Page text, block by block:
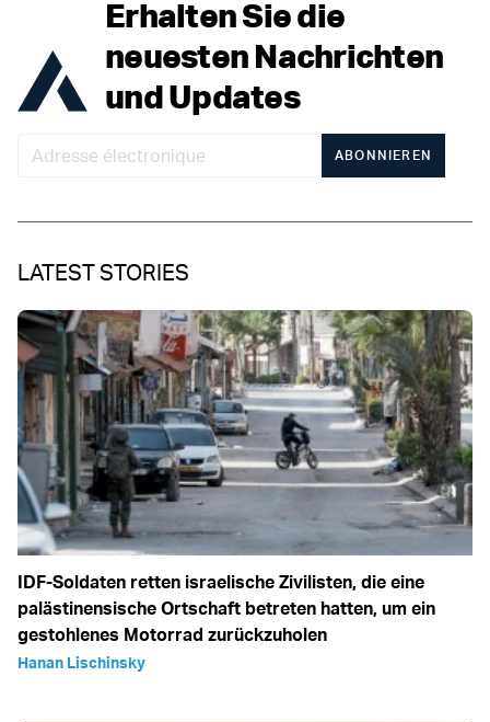
Erhalten Sie die
neuesten Nachrichten
und Updates
ABONNIEREN
LATEST STORIES
IDF-Soldaten retten israelische Zivilisten, die eine
palästinensische Ortschaft betreten hatten, um ein
gestohlenes Motorrad zurückzuholen
Hanan Lischinsky